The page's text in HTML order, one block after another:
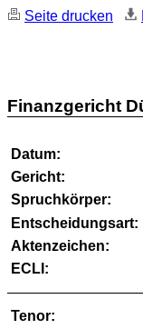
Seite drucken
Finanzgericht
Datum:
Gericht:
Spruchkörper:
Entscheidungsart:
Aktenzeichen:
ECLI:
Tenor: